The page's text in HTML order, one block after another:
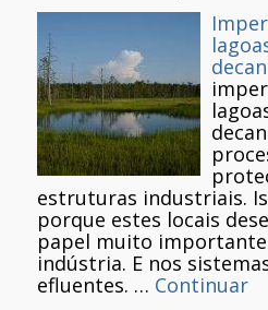
estruturas industriais.
porque estes locais
papel muito importante
indústria. E nos
efluentes. … Continuar